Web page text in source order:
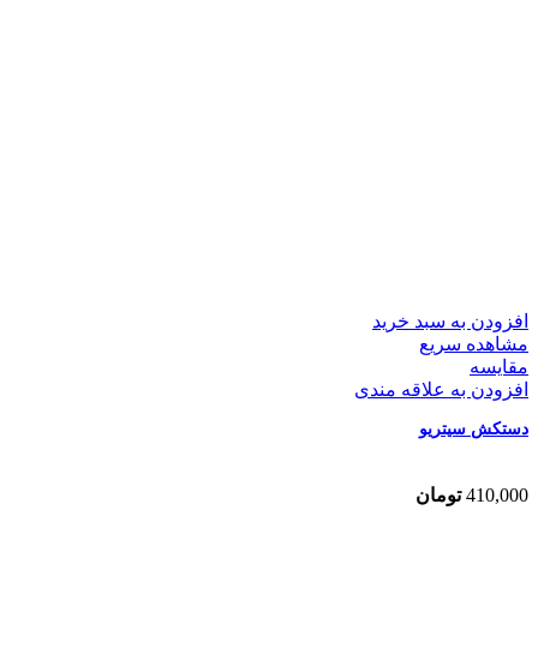
افزودن به سبد خرید
مشاهده سریع
مقایسه
افزودن به علاقه مندی
دستکش سیتریو
410,000 تومان